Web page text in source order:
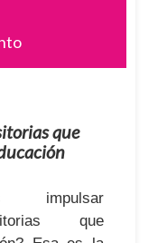
que
impulsar
que